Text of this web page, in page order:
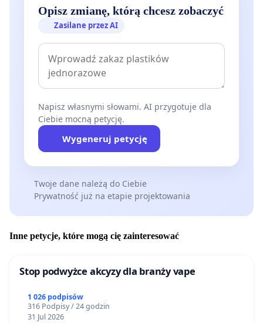
Opisz zmianę, którą chcesz zobaczyć
Zasilane przez AI
Napisz własnymi słowami. AI przygotuje dla
Ciebie mocną petycję.
Wygeneruj petycję
Twoje dane należą do Ciebie
Prywatność już na etapie projektowania
Inne petycje, które mogą cię zainteresować
Stop podwyżce akcyzy dla branży vape
1 026 podpisów
316 Podpisy / 24 godzin
31 Jul 2026